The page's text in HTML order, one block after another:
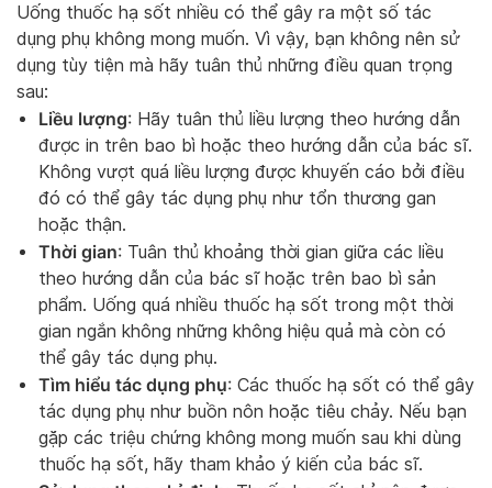
Uống thuốc hạ sốt nhiều có thể gây ra một số tác
dụng phụ không mong muốn. Vì vậy, bạn không nên sử
dụng tùy tiện mà hãy tuân thủ những điều quan trọng
sau:
Liều lượng: Hãy tuân thủ liều lượng theo hướng dẫn
được in trên bao bì hoặc theo hướng dẫn của bác sĩ.
Không vượt quá liều lượng được khuyến cáo bởi điều
đó có thể gây tác dụng phụ như tổn thương gan
hoặc thận.
Thời gian: Tuân thủ khoảng thời gian giữa các liều
theo hướng dẫn của bác sĩ hoặc trên bao bì sản
phẩm. Uống quá nhiều thuốc hạ sốt trong một thời
gian ngắn không những không hiệu quả mà còn có
thể gây tác dụng phụ.
Tìm hiểu tác dụng phụ: Các thuốc hạ sốt có thể gây
tác dụng phụ như buồn nôn hoặc tiêu chảy. Nếu bạn
gặp các triệu chứng không mong muốn sau khi dùng
thuốc hạ sốt, hãy tham khảo ý kiến của bác sĩ.